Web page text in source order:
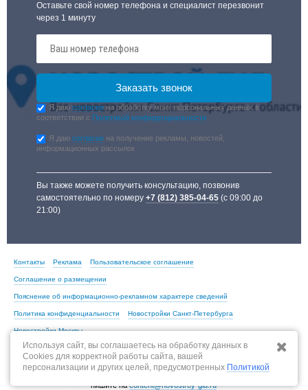
Оставьте свой номер телефона и специалист перезвонит
через 1 минуту
Я даюсогласие на обработку моих персональных данных в
соответствии с Политикой конфиденциальности
Я даюсогласие на получение рекламы, новостей,
информационных рассылок
Вы также можете получить консультацию, позвонив
самостоятельно по номеру+7 (812) 385-04-65 (с 09:00 до
21:00)
Контакты Реклама Пользовательское соглашение
Соглашение о размещении
Пояснение об информационно-рекламном характере сведений
Политика конфиденциальности Новостройки Санкт-Петербурга
Новостройки Москвы
По всем вопросам, связанным с актуальностью информации на портале,
пишите наcontent@novostroy-gid.ru
Используя сайт, вы соглашаетесь на обработку данных в
Cookies для корректной работы сайта, вашей
персонализации и других целей, предусмотренных Политикой